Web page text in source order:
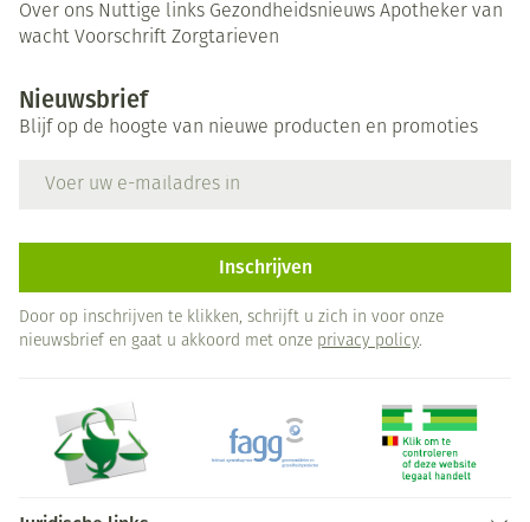
Over ons Nuttige links Gezondheidsnieuws Apotheker van
wacht Voorschrift Zorgtarieven
Nieuwsbrief
Blijf op de hoogte van nieuwe producten en promoties
Inschrijven
Door op inschrijven te klikken, schrijft u zich in voor onze
nieuwsbrief en gaat u akkoord met onze privacy policy.